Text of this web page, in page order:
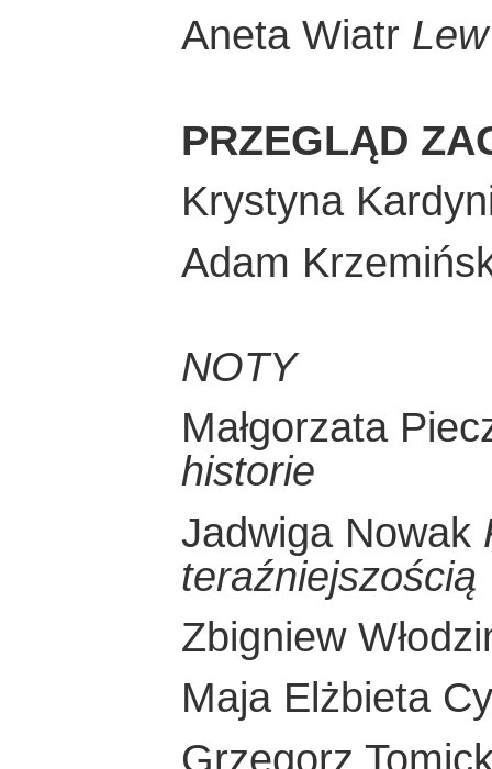
Aneta Wiatr
PRZEGLĄD
Krystyna
Adam
NOTY
Małgorzata
historie
Jadwiga Nowak
teraźniejszością
Zbigniew
Maja Elżbieta
Grzegorz